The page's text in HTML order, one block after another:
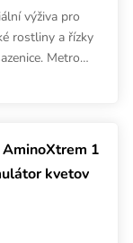
výživa pro
rostliny a řízky
Metrop
poměru.
regeneruje.
1
kvetov